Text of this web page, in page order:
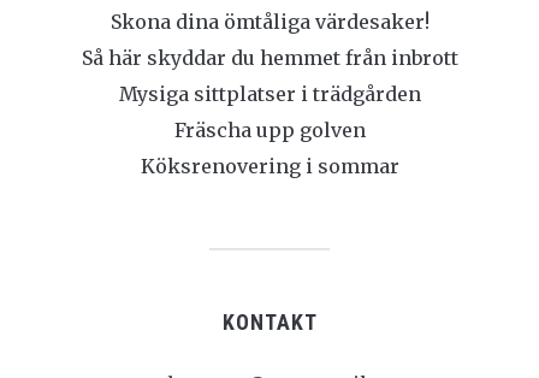
Skona dina ömtåliga värdesaker!
Så här skyddar du hemmet från inbrott
Mysiga sittplatser i trädgården
Fräscha upp golven
Köksrenovering i sommar
KONTAKT